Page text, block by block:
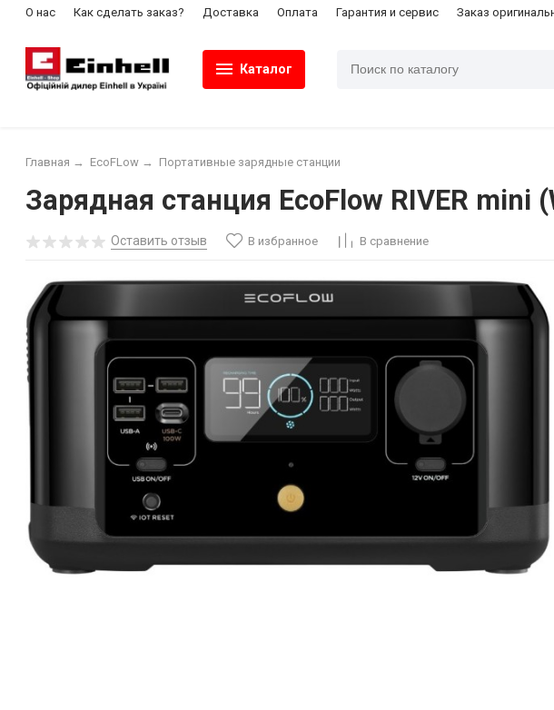
О нас Как сделать заказ? Доставка Оплата Гарантия и сервис Заказ
Каталог
Главная → EcoFLow → Портативные зарядные станции
Зарядная станция EcoFlow RIVER mini
Оставить отзыв В избранное В сравнение